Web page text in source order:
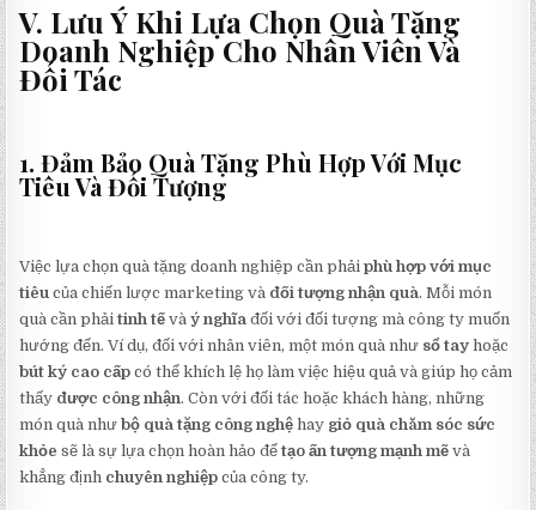
V. Lưu Ý Khi Lựa Chọn Quà Tặng
Doanh Nghiệp Cho Nhân Viên Và
Đối Tác
1. Đảm Bảo Quà Tặng Phù Hợp Với Mục
Tiêu Và Đối Tượng
Việc lựa chọn quà tặng doanh nghiệp cần phảiphù hợp với mục
tiêu của chiến lược marketing và đối tượng nhận quà. Mỗi món
quà cần phảitinh tế vàý nghĩa đối với đối tượng mà công ty muốn
hướng đến. Ví dụ, đối với nhân viên, một món quà như sổ tay hoặc
bút ký cao cấp có thể khích lệ họ làm việc hiệu quả và giúp họ cảm
thấy được công nhận. Còn với đối tác hoặc khách hàng, những
món quà nhưbộ quà tặng công nghệ hay giỏ quà chăm sóc sức
khỏe sẽ là sự lựa chọn hoàn hảo đểtạo ấn tượng mạnh mẽ và
khẳng định chuyên nghiệp của công ty.